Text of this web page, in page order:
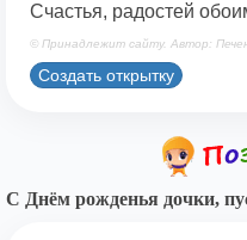
Счастья, радостей
© Принадлежит сайту. Автор:
Создать открытку
С Днём рожденья дочки,